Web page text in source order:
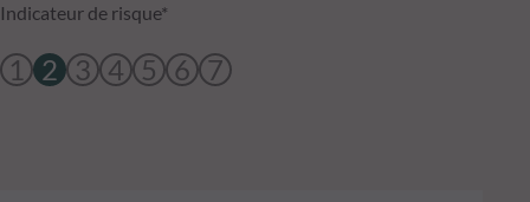
Indicateur de risque*
1 2 3 4 5 6 7